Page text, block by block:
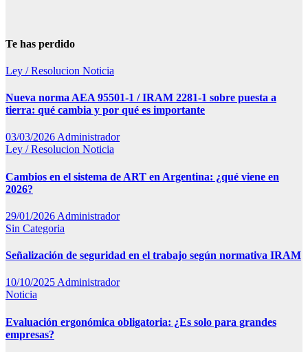
Te has perdido
Ley / Resolucion Noticia
Nueva norma AEA 95501-1 / IRAM 2281-1 sobre puesta a
tierra: qué cambia y por qué es importante
03/03/2026 Administrador
Ley / Resolucion Noticia
Cambios en el sistema de ART en Argentina: ¿qué viene en
2026?
29/01/2026 Administrador
Sin Categoria
Señalización de seguridad en el trabajo según normativa IRAM
10/10/2025 Administrador
Noticia
Evaluación ergonómica obligatoria: ¿Es solo para grandes
empresas?